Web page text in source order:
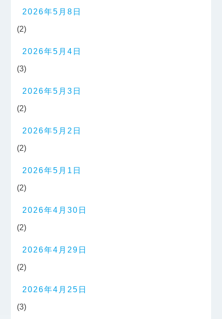
2026年5月8日
(2)
2026年5月4日
(3)
2026年5月3日
(2)
2026年5月2日
(2)
2026年5月1日
(2)
2026年4月30日
(2)
2026年4月29日
(2)
2026年4月25日
(3)